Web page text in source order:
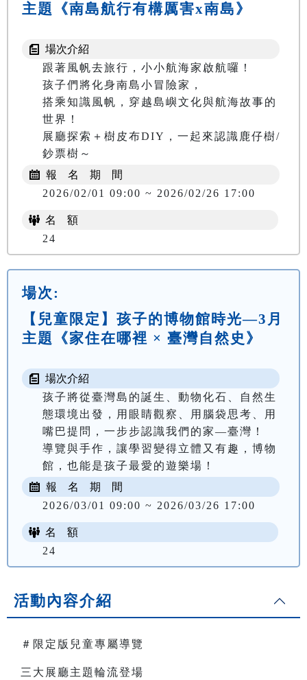
主題《南島航行有構厲害x南島》
場次介紹
跟著風帆去旅行，小小航海家啟航囉！
孩子們將化身南島小冒險家，
搭乘知識風帆，穿越島嶼文化與航海故事的
世界！
展廳探索＋樹皮布DIY，一起來認識鹿仔樹/
鈔票樹～
報 名 期 間
2026/02/01 09:00 ~ 2026/02/26 17:00
名 額
24
場次:
【兒童限定】孩子的博物館時光—3月
主題《家住在哪裡 × 臺灣自然史》
場次介紹
孩子將從臺灣島的誕生、動物化石、自然生
態環境出發，用眼睛觀察、用腦袋思考、用
嘴巴提問，一步步認識我們的家—臺灣！
導覽與手作，讓學習變得立體又有趣，博物
報 名 期 間
2026/03/01 09:00 ~ 2026/03/26 17:00
名 額
24
活動內容介紹
＃限定版兒童專屬導覽
三大展廳主題輪流登場